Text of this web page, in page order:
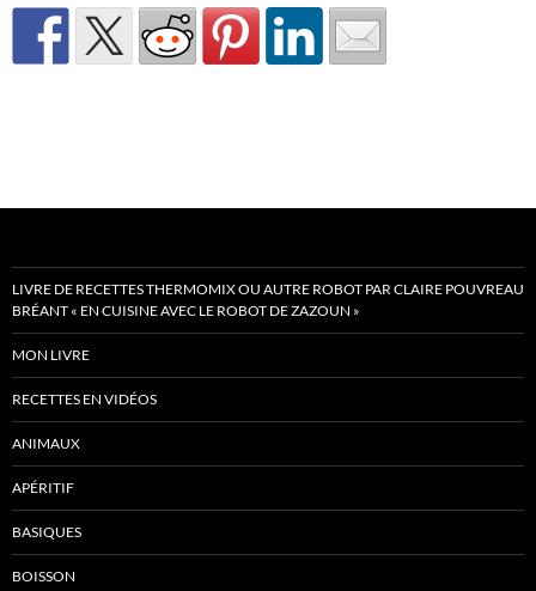
LIVRE DE RECETTES THERMOMIX OU AUTRE ROBOT PAR CLAIRE POUVREAU
BRÉANT « EN CUISINE AVEC LE ROBOT DE ZAZOUN »
MON LIVRE
RECETTES EN VIDÉOS
ANIMAUX
APÉRITIF
BASIQUES
BOISSON